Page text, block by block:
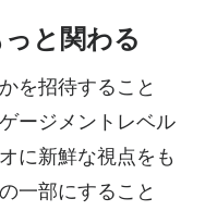
と関わる
を招待すること
ージメントレベル
に新鮮な視点をも
一部にすること